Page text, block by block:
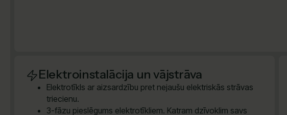
Elektroinstalācija un vājstrāva
Elektrotīkls ar aizsardzību pret nejaušu elektriskās strāvas
triecienu.
3-fāzu pieslēgums elektrotīkliem. Katram dzīvoklim savs